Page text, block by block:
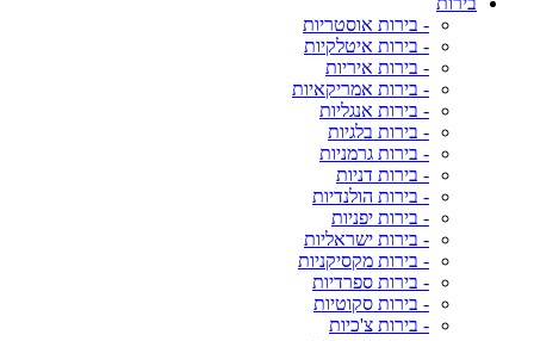
- בירות אוסטריות
- בירות איטלקיות
- בירות איריות
- בירות אמריקאיות
- בירות אנגליות
- בירות בלגיות
- בירות גרמניות
- בירות דניות
- בירות הולנדיות
- בירות יפניות
- בירות ישראליות
- בירות מקסיקניות
- בירות ספרדיות
- בירות סקוטיות
- בירות צ'כיות